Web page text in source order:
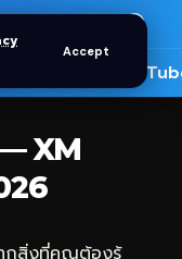
Accept
🎬
XM
สิ่งที่คุณต้องรู้